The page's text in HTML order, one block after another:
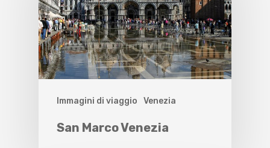
Immagini di viaggio Venezia
San Marco Venezia